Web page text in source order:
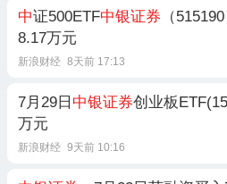
中证500ETF中银证券 （
8.17万元
新浪财经 8天前 17:13
7月29日 中银证券创业板
万元
新浪财经 9天前 10:16